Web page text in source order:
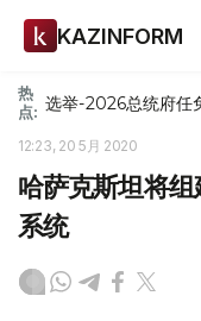
KAZINFORM
热
点: 选举-2026总统府任
12:23, 20 5月 2020
哈萨克斯坦将
系统